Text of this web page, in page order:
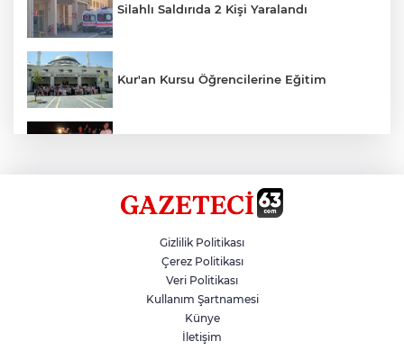
Silahlı Saldırıda 2 Kişi Yaralandı
Kur'an Kursu Öğrencilerine Eğitim
Siverek’te Mahmut Gülel Dönemi
Filistin Konvoyuna Coşkulu Karşılama
Gizlilik Politikası
Çerez Politikası
Veri Politikası
Kullanım Şartnamesi
Künye
İletişim